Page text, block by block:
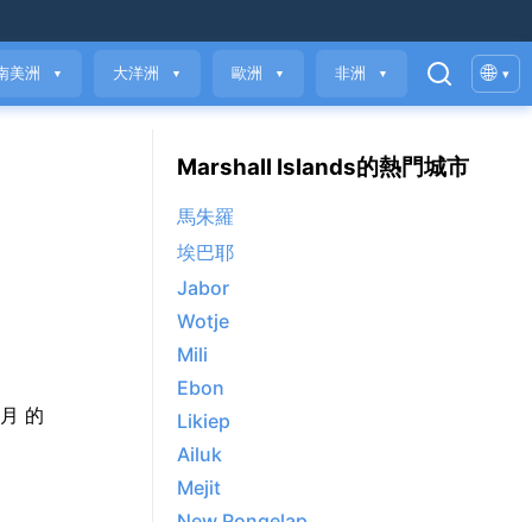
美洲 ▼ 大洋洲 ▼ 歐洲 ▼ 非洲 ▼ 🌐 ▾
的
Marshall Islands的熱門城市
馬朱羅
埃巴耶
Jabor
Wotje
Mili
Ebon
Likiep
Ailuk
Mejit